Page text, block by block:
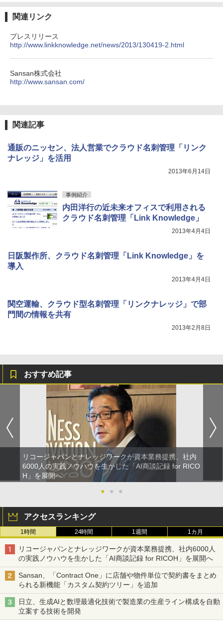
関連リンク
プレスリリース
http://www.linkknowledge.net/news/2013/130419-2.html
Sansan株式会社
http://www.sansan.com/
関連記事
通販のニッセン、法人営業でクラウド名刺管理「リンク
ナレッジ」を活用
2013年6月14日
事例紹介
内田洋行の近未来オフィスで利用される
クラウド名刺管理「Link Knowledge」
2013年4月4日
日阪製作所、クラウド名刺管理「Link Knowledge」を
導入
2013年4月4日
関空運輸、クラウド型名刺管理「リンクナレッジ」で部
門間の情報を共有
2013年2月8日
おすすめ記事
リコージャパンとナレッジワークが資本業務提携、社内
6000人の実践ノウハウを生かした「AI商談記録 for RICO
H」を展開へ
●
● ●
アクセスランキング
1時間 24時間 1週間 1カ月
リコージャパンとナレッジワークが資本業務提携、社内6000人
の実践ノウハウを生かした「AI商談記録 for RICOH」を展開へ
Sansan、「Contract One」に店舗や物件単位で契約書をまとめ
られる新機能「カスタム契約ツリー」を追加
日立、生成AIと数理最適化技術で製造業の生産ライン構成を自動
立案する技術を開発